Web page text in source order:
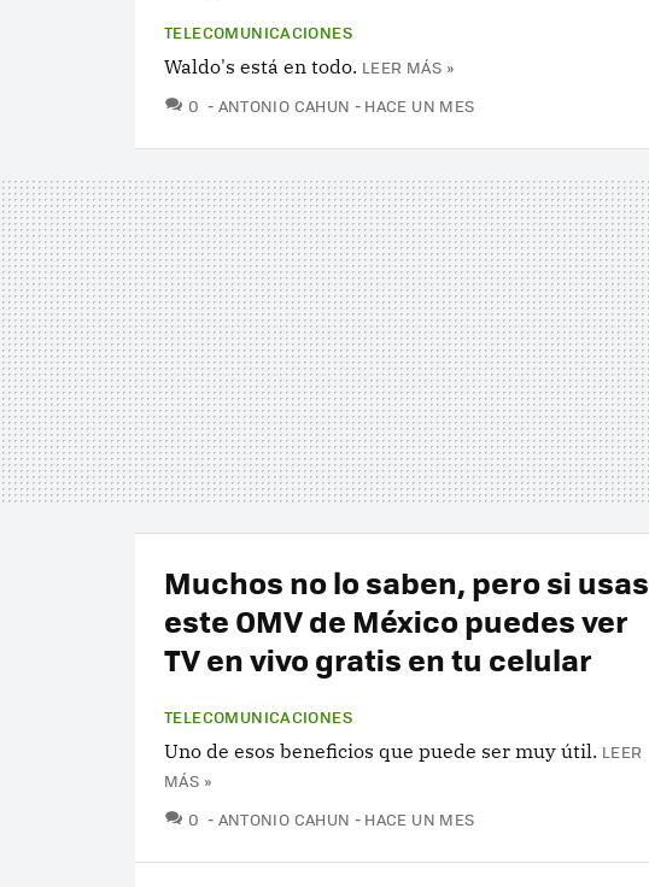
TELECOMUNICACIONES
Waldo's está en todo. LEER MÁS »
0 COMENTARIOS
ANTONIO CAHUN HACE UN MES
Muchos no lo saben, pero si usas
este OMV de México puedes ver
TV en vivo gratis en tu celular
TELECOMUNICACIONES
Uno de esos beneficios que puede ser muy útil. LEER
MÁS »
0 COMENTARIOS
ANTONIO CAHUN HACE UN MES